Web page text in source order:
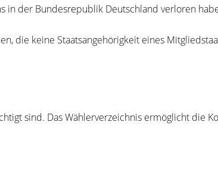
in der Bundesrepublik Deutschland verloren
die keine Staatsangehörigkeit eines
sind. Das Wählerverzeichnis ermöglicht die